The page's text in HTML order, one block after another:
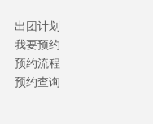
出团计划
我要预约
预约流程
预约查询